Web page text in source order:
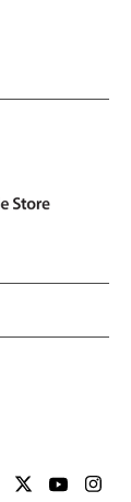
PAÍS BRASIL EN
EL PAÍSEL PAÍS
EL